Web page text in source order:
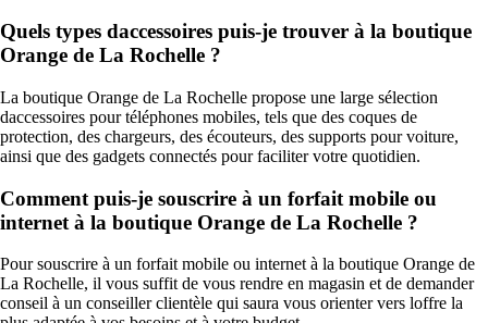
Quels types daccessoires puis-je trouver à la boutique
Orange de La Rochelle ?
La boutique Orange de La Rochelle propose une large sélection
daccessoires pour téléphones mobiles, tels que des coques de
protection, des chargeurs, des écouteurs, des supports pour voiture,
ainsi que des gadgets connectés pour faciliter votre quotidien.
Comment puis-je souscrire à un forfait mobile ou
internet à la boutique Orange de La Rochelle ?
Pour souscrire à un forfait mobile ou internet à la boutique Orange de
La Rochelle, il vous suffit de vous rendre en magasin et de demander
conseil à un conseiller clientèle qui saura vous orienter vers loffre la